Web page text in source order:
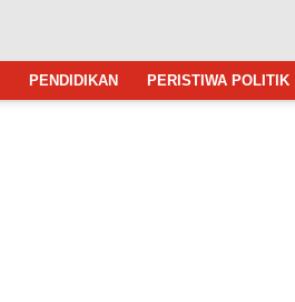
PENDIDIKAN PERISTIWA POLITIK